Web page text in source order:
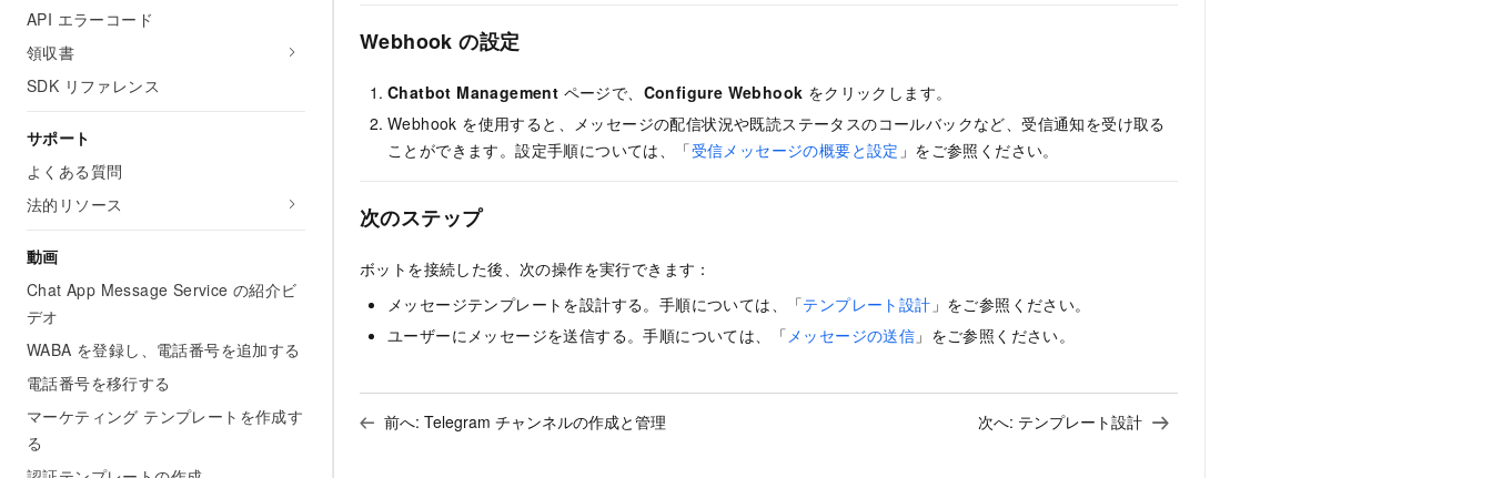
API エラーコード
領収書
SDK リファレンス
サポート
よくある質問
法的リソース
動画
Chat App Message Service の紹介ビ
デオ
WABA を登録し、電話番号を追加する
電話番号を移行する
マーケティング テンプレートを作成す
る
Webhook の設定
Chatbot Management ページで、 Configure Webhook をクリックします。
Webhook を使用すると、メッセージの配信状況や既読ステータスのコールバックなど、受信通知を受け取る
ことができます。設定手順については、「受信メッセージの概要と設定 」をご参照ください。
次のステップ
ボットを接続した後、次の操作を実行できます：
メッセージテンプレートを設計する。手順については、「テンプレート設計 」をご参照ください。
ユーザーにメッセージを送信する。手順については、「メッセージの送信 」をご参照ください。
前へ: Telegram チャンネルの作成と管理 次へ: テンプレート設計